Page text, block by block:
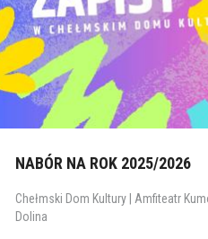
NABÓR NA ROK 2025/2026
Chełmski Dom Kultury | Amfiteatr
Dolina